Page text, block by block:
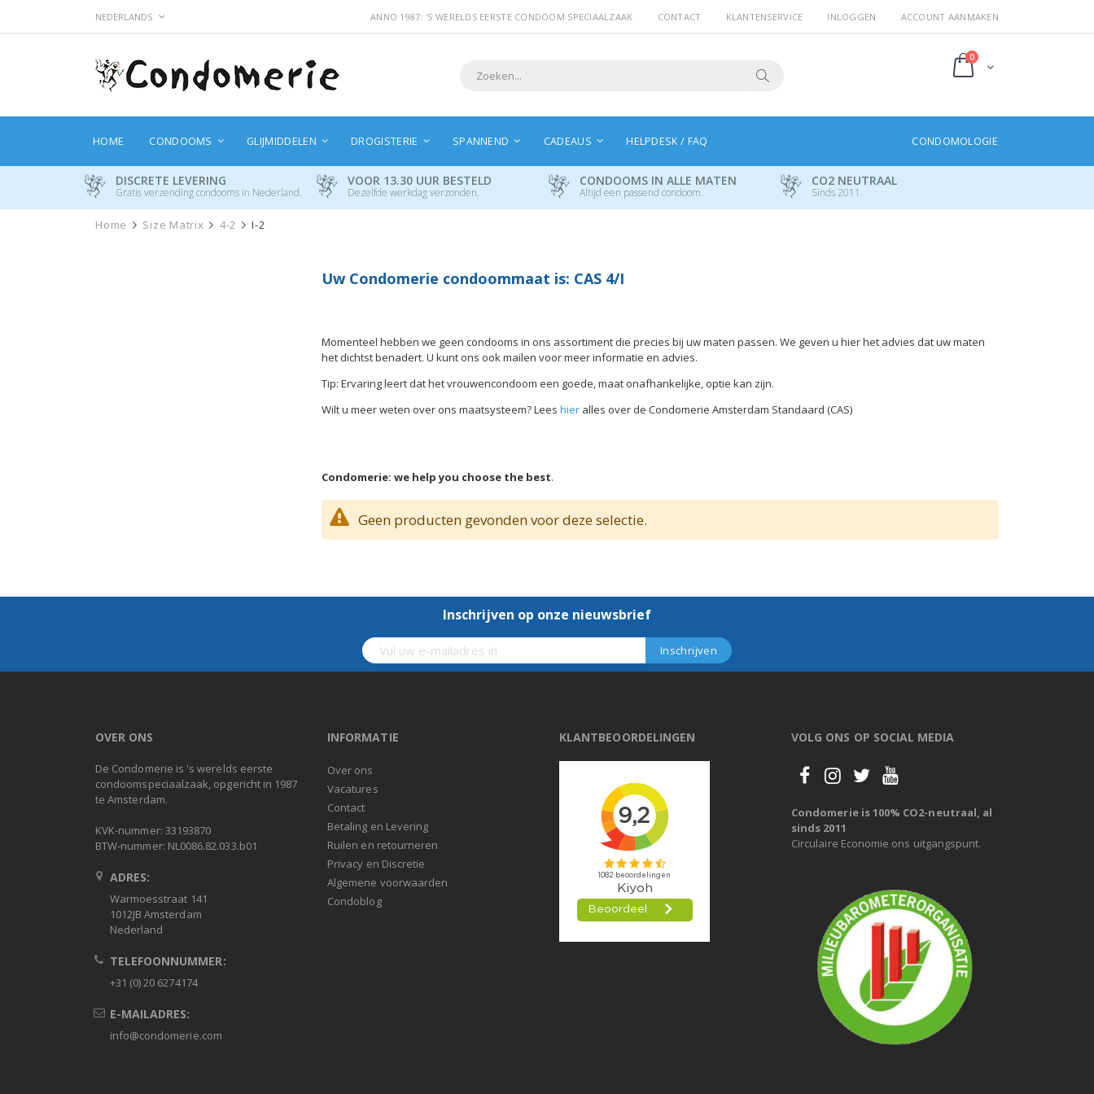
Ga
inhoud
TAAL
NEDERLANDS ANNO 1987: 'S WERELDS EERSTE CONDOOM SPECIAALZAAK CONTACT KLANTENSERVICE INLOGGEN ACCOUNT AANMAKEN
Cart
0producten
HOME CONDOOMS GLIJMIDDELEN DROGISTERIE SPANNEND CADEAUS HELPDESK / FAQ CONDOMOLOGIE
DISCRETE LEVERING
Gratis verzending condooms in Nederland.
VOOR 13.30 UUR BESTELD
Dezelfde werkdag verzonden.
CONDOOMS IN ALLE MATEN
Altijd een passend condoom.
CO2 NEUTRAAL
Sinds 2011.
Home Size Matrix 4-2 I-2
Uw Condomerie condoommaat is: CAS 4/I
Momenteel hebben we geen condooms in ons assortiment die precies bij uw maten passen. We geven u hier het advies dat uw maten
het dichtst benadert. U kunt ons ook mailen voor meer informatie en advies.
Tip: Ervaring leert dat het vrouwencondoom een goede, maat onafhankelijke, optie kan zijn.
Wilt u meer weten over ons maatsysteem? Lees hieralles over de Condomerie Amsterdam Standaard (CAS)
Condomerie: we help you choose the best.
Geen producten gevonden voor deze selectie.
Inschrijven op onze nieuwsbrief
OVER ONS
De Condomerie is 's werelds eerste
condoomspeciaalzaak, opgericht in 1987
te Amsterdam.
KVK-nummer: 33193870
BTW-nummer: NL0086.82.033.b01
ADRES:
Warmoesstraat 141
1012JB Amsterdam
Nederland
TELEFOONNUMMER:
+31 (0) 20 6274174
E-MAILADRES:
info@condomerie.com
INFORMATIE
Over ons
Vacatures
Contact
Betaling en Levering
Ruilen en retourneren
Privacy en Discretie
Algemene voorwaarden
Condoblog
KLANTBEOORDELINGEN VOLG ONS OP SOCIAL MEDIA
Condomerie is 100% CO2-neutraal, al
sinds 2011
Circulaire Economie ons uitgangspunt.